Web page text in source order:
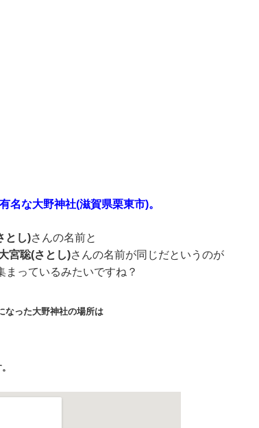
名な大野神社(滋賀県栗東市)。
とし)さんの名前と
宮聡(さとし)さんの名前が同じだというのが
まっているみたいですね？
なった大野神社の場所は